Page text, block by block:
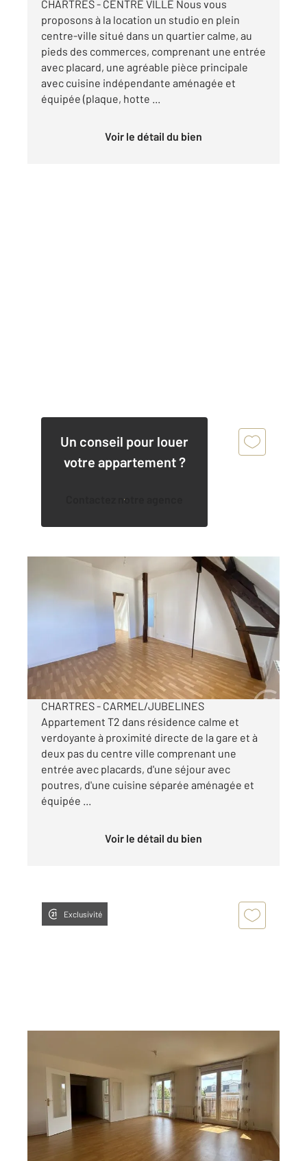
CHARTRES - CENTRE VILLE Nous vous
proposons à la location un studio en plein
centre-ville situé dans un quartier calme, au
pieds des commerces, comprenant une entrée
avec placard, une agréable pièce principale
avec cuisine indépendante aménagée et
équipée (plaque, hotte ...
Voir le détail du bien
Un conseil pour louer
votre appartement ?
Contactez notre agence
39,80 m
, 2 pièces
Ref : 28411
Appartement F2 à louer
550 €
par mois charges comprises
CHARTRES - CARMEL/JUBELINES
Appartement T2 dans résidence calme et
verdoyante à proximité directe de la gare et à
deux pas du centre ville comprenant une
entrée avec placards, d'une séjour avec
poutres, d'une cuisine séparée aménagée et
équipée ...
Voir le détail du bien
Exclusivité
Ref : 28413
Appartement T4 à louer
1 300 €
par mois charges comprises